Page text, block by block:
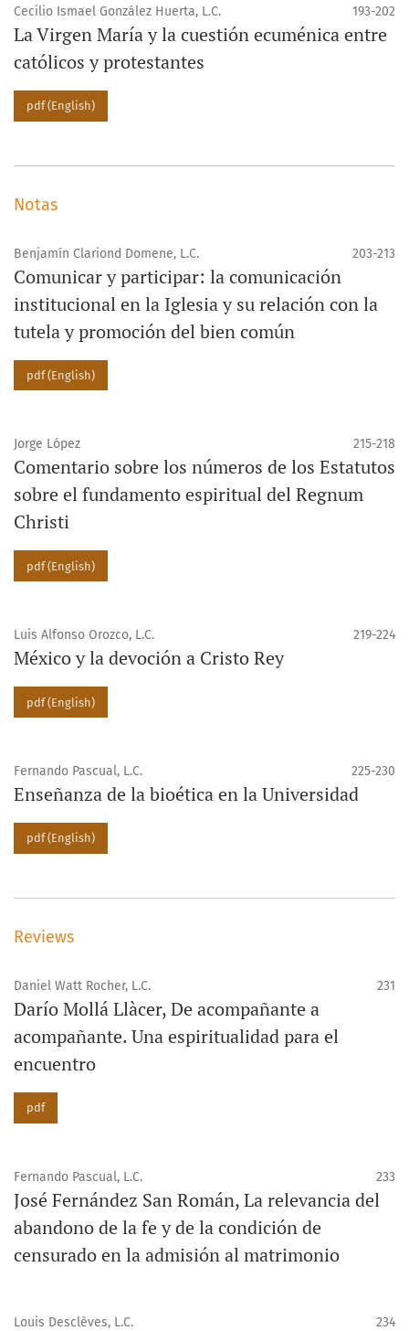
Cecilio Ismael González Huerta, L.C. 193-202
La Virgen María y la cuestión ecuménica entre
católicos y protestantes
pdf (English)
Notas
Benjamín Clariond Domene, L.C. 203-213
Comunicar y participar: la comunicación
institucional en la Iglesia y su relación con la
tutela y promoción del bien común
pdf (English)
Jorge López 215-218
Comentario sobre los números de los Estatutos
sobre el fundamento espiritual del Regnum
Christi
pdf (English)
Luis Alfonso Orozco, L.C. 219-224
México y la devoción a Cristo Rey
pdf (English)
Fernando Pascual, L.C. 225-230
Enseñanza de la bioética en la Universidad
pdf (English)
Reviews
Daniel Watt Rocher, L.C. 231
Darío Mollá Llàcer, De acompañante a
acompañante. Una espiritualidad para el
encuentro
pdf
Fernando Pascual, L.C. 233
José Fernández San Román, La relevancia del
abandono de la fe y de la condición de
censurado en la admisión al matrimonio
Louis Desclèves, L.C. 234